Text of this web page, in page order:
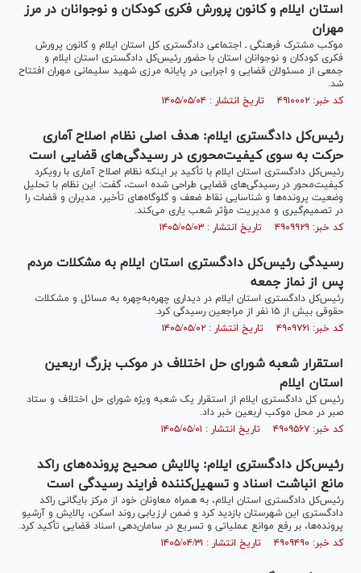
استان ایلام و کانون پرورش فکری کودکان و نوجوانان در مرز
مهران
موکب مشترک فرهنگی ـ اجتماعی دادگستری کل استان ایلام و کانون پرورش
فکری کودکان و نوجوانان استان با حضور رئیس‌کل دادگستری استان ایلام و
جمعی از مسئولان قضایی و اجرایی در پایانه مرزی شهید سلیمانی مهران افتتاح
شد.
کد خبر: ۴۹۱۰۰۰۲ تاریخ انتشار : ۱۴۰۵/۰۵/۰۴
رئیس‌کل دادگستری ایلام: هدف اصلی نظام اصلاح آماری
حرکت به سوی کیفیت‌محوری در رسیدگی‌های قضایی است
رئیس‌کل دادگستری استان ایلام با تأکید بر اینکه نظام اصلاح آماری با رویکرد
کیفیت‌محور در رسیدگی‌های قضایی طراحی شده است، گفت: این نظام با تحلیل
وضعیت پرونده‌ها و شناسایی نقاط ضعف و گلوگاه‌های تأخیر، مدیران و قضات را
در تصمیم‌گیری و مدیریت مؤثر شعب یاری می‌کند.
کد خبر: ۴۹۰۹۹۲۹ تاریخ انتشار : ۱۴۰۵/۰۵/۰۳
رسیدگی رئیس‌کل دادگستری استان ایلام به مشکلات مردم
پس از نماز جمعه
رئیس‌کل دادگستری استان ایلام در دیداری چهره‌به‌چهره به مسائل و مشکلات
حقوقی بیش از ۱۵ نفر از مراجعین رسیدگی کرد.
کد خبر: ۴۹۰۹۷۶۱ تاریخ انتشار : ۱۴۰۵/۰۵/۰۲
استقرار شعبه شورای حل اختلاف در موکب بزرگ اربعین
استان ایلام
رئیس کل دادگستری ایلام از استقرار یک شعبه ویژه شورای حل اختلاف و ستاد
صبر در محل موکب اربعین خبر داد.
کد خبر: ۴۹۰۹۵۶۷ تاریخ انتشار : ۱۴۰۵/۰۵/۰۱
رئیس‌کل دادگستری ایلام: پالایش صحیح پرونده‌های راکد
مانع انباشت اسناد و تسهیل‌کننده فرایند رسیدگی است
رئیس‌کل دادگستری استان ایلام، به همراه معاونان خود از مرکز بایگانی راکد
دادگستری این شهرستان بازدید کرد و ضمن ارزیابی روند اسکن، پالایش و آرشیو
پرونده‌ها، بر رفع موانع عملیاتی و تسریع در سامان‌دهی اسناد قضایی تأکید کرد.
کد خبر: ۴۹۰۹۴۹۰ تاریخ انتشار : ۱۴۰۵/۰۴/۳۱